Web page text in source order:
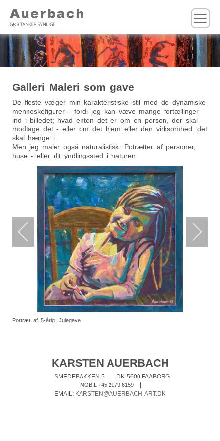
Galleri Maleri som gave
De fleste vælger min karakteristiske stil med de dynamiske
menneskefigurer - fordi jeg kan væve mange fortællinger
ind i billedet; hvad enten det er om en person, der skal
modtage det - eller om det hjem eller den virksomhed, det
skal hænge i.
Men jeg maler også naturalistisk. Potrætter af personer,
huse - eller dit yndlingssted i naturen.
Portræt af 5-årig. Julegave
KARSTEN AUERBACH
SMEDEBAKKEN 5 | DK-5600 FAABORG
MOBIL +45 2179 6159
|
EMAIL: KARSTEN@AUERBACH-ART.DK